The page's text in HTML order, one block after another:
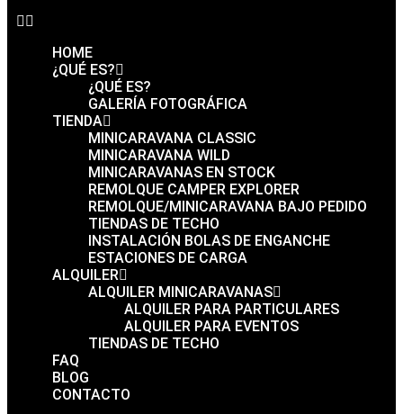
HOME
¿QUÉ ES?
¿QUÉ ES?
GALERÍA FOTOGRÁFICA
TIENDA
MINICARAVANA CLASSIC
MINICARAVANA WILD
MINICARAVANAS EN STOCK
REMOLQUE CAMPER EXPLORER
REMOLQUE/MINICARAVANA BAJO PEDIDO
TIENDAS DE TECHO
INSTALACIÓN BOLAS DE ENGANCHE
ESTACIONES DE CARGA
ALQUILER
ALQUILER MINICARAVANAS
ALQUILER PARA PARTICULARES
ALQUILER PARA EVENTOS
TIENDAS DE TECHO
FAQ
BLOG
CONTACTO